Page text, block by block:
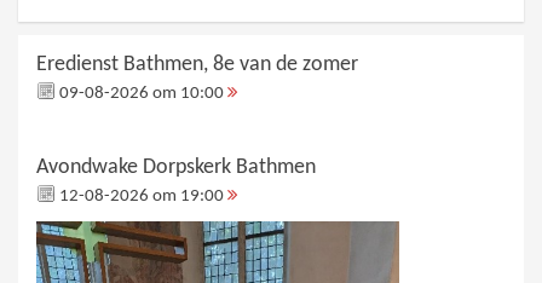
Eredienst Bathmen, 8e van de zomer
09-08-2026 om 10:00
Avondwake Dorpskerk Bathmen
12-08-2026 om 19:00